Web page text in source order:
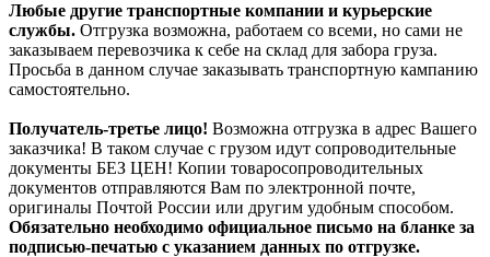
Любые другие транспортные компании и курьерские
службы. Отгрузка возможна, работаем со всеми, но сами не
заказываем перевозчика к себе на склад для забора груза.
Просьба в данном случае заказывать транспортную кампанию
самостоятельно.
Получатель-третье лицо! Возможна отгрузка в адрес Вашего
заказчика! В таком случае с грузом идут сопроводительные
документы БЕЗ ЦЕН! Копии товаросопроводительных
документов отправляются Вам по электронной почте,
оригиналы Почтой России или другим удобным способом.
Обязательно необходимо официальное письмо на бланке за
подписью-печатью с указанием данных по отгрузке.